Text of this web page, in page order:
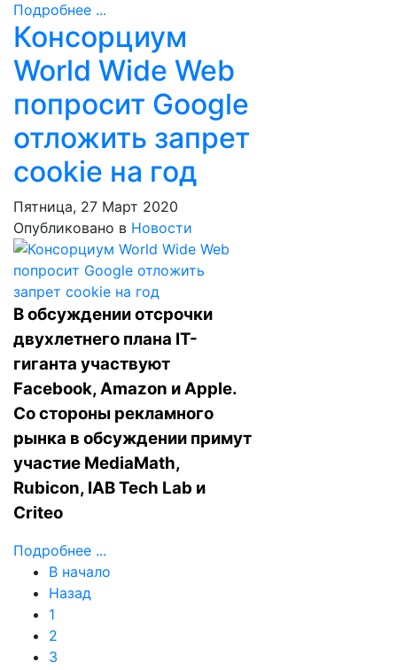
Подробнее ...
Консорциум
World Wide Web
попросит Google
отложить запрет
cookie на год
Пятница, 27 Март 2020
Опубликовано в Новости
В обсуждении отсрочки
двухлетнего плана IT-
гиганта участвуют
Facebook, Amazon и Apple.
Со стороны рекламного
рынка в обсуждении примут
участие MediaMath,
Rubicon, IAB Tech Lab и
Criteo
Подробнее ...
В начало
Назад
1
2
3